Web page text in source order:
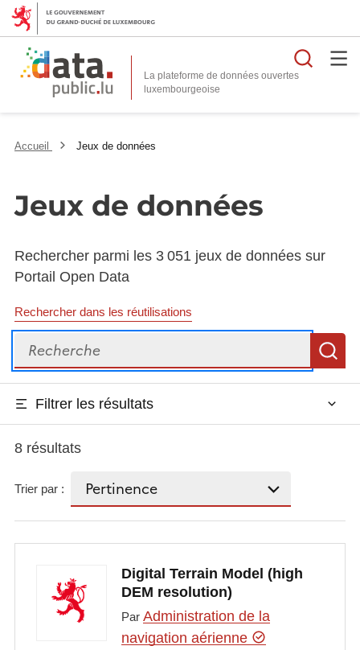
La plateforme de données ouvertes
Accueil Jeux de données
Jeux de données
Rechercher parmi les 3 051 jeux de données sur
Portail Open Data
Rechercher dans les réutilisations
Recherche
Filtrer les résultats
8 résultats
Trier par :
Digital Terrain Model (high
DEM resolution)
Par Administration de la
navigation aérienne